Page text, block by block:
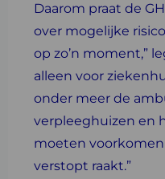
Daarom praat de
over mogelijke
op zo’n moment,”
alleen voor
onder meer de
verpleeghuizen en
moeten
verstopt raakt.”